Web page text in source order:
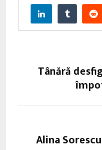
Tânără
Alina